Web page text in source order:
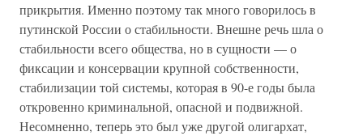
прикрытия. Именно поэтому так много говорилось в
путинской России о стабильности. Внешне речь шла о
стабильности всего общества, но в сущности — о
фиксации и консервации крупной собственности,
стабилизации той системы, которая в 90-е годы была
откровенно криминальной, опасной и подвижной.
Несомненно, теперь это был уже другой олигархат,